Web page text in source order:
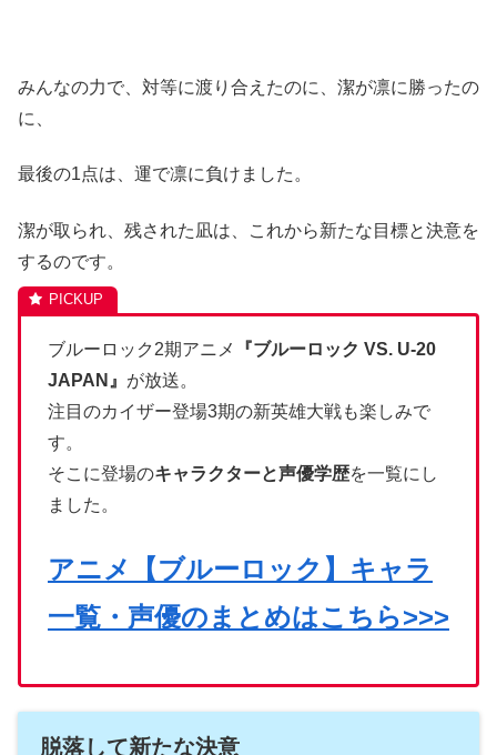
みんなの力で、対等に渡り合えたのに、潔が凛に勝ったの
に、
最後の1点は、運で凛に負けました。
潔が取られ、残された凪は、これから新たな目標と決意を
するのです。
ブルーロック2期アニメ
『ブルーロック VS. U-20
JAPAN』 が放送。
注目のカイザー登場3期の新英雄大戦も楽しみで
す。
そこに登場のキャラクターと声優学歴を一覧にし
ました。
アニメ【ブルーロック】キャラ
一覧・声優のまとめはこちら>>>
脱落して新たな決意